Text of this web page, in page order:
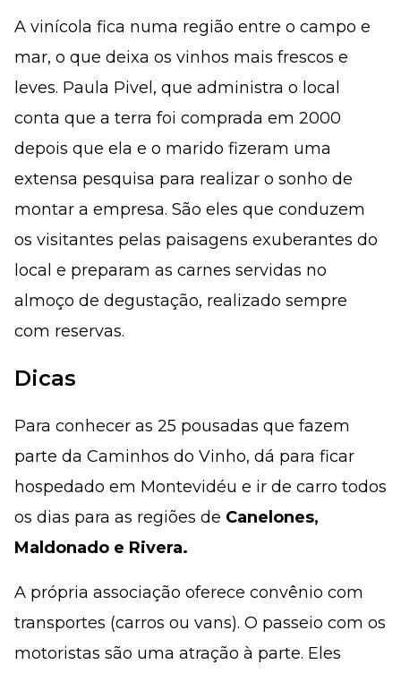
A vinícola fica numa região entre o campo e
mar, o que deixa os vinhos mais frescos e
leves. Paula Pivel, que administra o local
conta que a terra foi comprada em 2000
depois que ela e o marido fizeram uma
extensa pesquisa para realizar o sonho de
montar a empresa. São eles que conduzem
os visitantes pelas paisagens exuberantes do
local e preparam as carnes servidas no
almoço de degustação, realizado sempre
com reservas.
Dicas
Para conhecer as 25 pousadas que fazem
parte da Caminhos do Vinho, dá para ficar
hospedado em Montevidéu e ir de carro todos
os dias para as regiões de Canelones,
Maldonado e Rivera.
A própria associação oferece convênio com
transportes (carros ou vans). O passeio com os
motoristas são uma atração à parte. Eles